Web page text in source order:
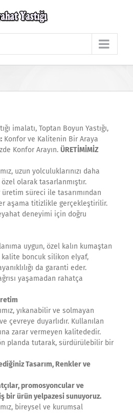
imalatı, Toptan Boyun Yastığı,
: Konfor ve Kalitenin Bir Araya
Konfor Arayın. ÜRETİMİMİZ
uzun yolculuklarınızı daha
olarak tasarlanmıştır.
süreci ile tasarımından
aşama titizlikle gerçekleştirilir.
deneyimi için doğru
uygun, özel kalın kumaştan
boncuk silikon elyaf,
da garanti eder.
yaşamadan rahatça
yıkanabilir ve solmayan
çevreye duyarlıdır. Kullanılan
zarar vermeyen kalitededir.
planda tutarak, sürdürülebilir bir
Tasarım, Renkler ve
promosyoncular ve
bir ürün yelpazesi sunuyoruz.
bireysel ve kurumsal